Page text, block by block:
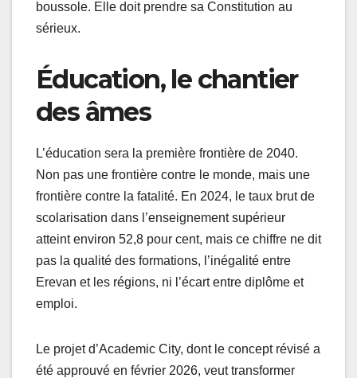
boussole. Elle doit prendre sa Constitution au
sérieux.
Éducation, le chantier
des âmes
L’éducation sera la première frontière de 2040.
Non pas une frontière contre le monde, mais une
frontière contre la fatalité. En 2024, le taux brut de
scolarisation dans l’enseignement supérieur
atteint environ 52,8 pour cent, mais ce chiffre ne dit
pas la qualité des formations, l’inégalité entre
Erevan et les régions, ni l’écart entre diplôme et
emploi.
Le projet d’Academic City, dont le concept révisé a
été approuvé en février 2026, veut transformer